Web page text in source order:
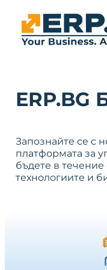
ERP.BG
Запознайте се с
платформата за
бъдете в
технологиите и